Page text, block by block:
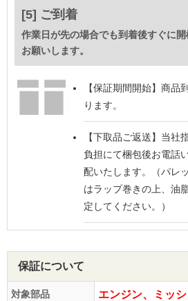
[5] ご到着
作業日が先の場合でも到着後すぐに
お願いします。
【保証期間開始】 商品
ります。
【下取品ご返送】 当社
負担にて梱包後お電話
配いたします。（パレ
はラップ巻きの上、油
定してください。）
保証について
対象部品 エンジン、ミッ